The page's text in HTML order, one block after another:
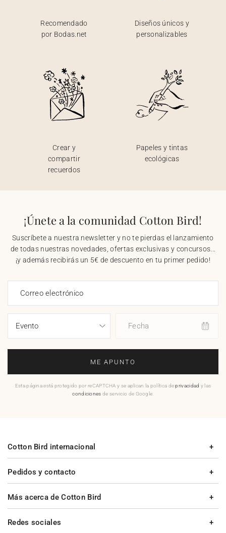
Recomendado
por Bodas.net
Diseños únicos y
personalizables
Crear y
compartir
recuerdos
Papeles y tintas
ecológicas
¡Únete a la comunidad Cotton Bird!
Suscríbete a nuestra newsletter y no te pierdas el lanzamiento
de todas nuestras novedades, ofertas exclusivas y concursos...
¡y además recibirás un 5€ de descuento en tu primer pedido!
Correo electrónico
Fecha
ME APUNTO
Esta página está protegido por reCAPTCHA y se aplican la política deprivacidad y las
condiciones de servicio de Google.
Pedidos y contacto
Más acerca de Cotton Bird
Cotton Bird internacional
Redes sociales